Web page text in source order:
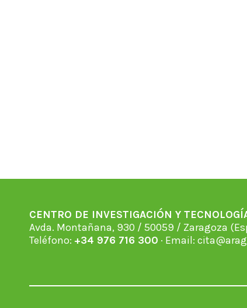
CENTRO DE INVESTIGACIÓN Y
Avda. Montañana, 930 / 50059 / Zaragoza
Teléfono: +34 976 716 300 · Email: